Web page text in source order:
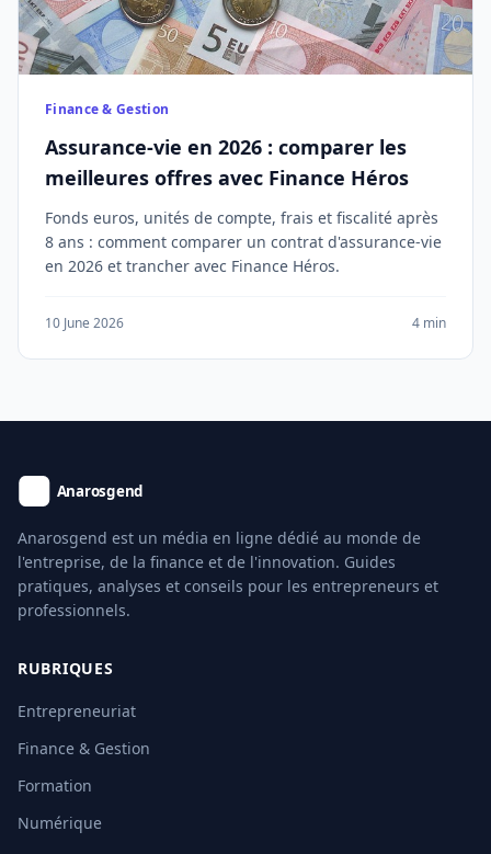
Finance & Gestion
Assurance-vie en 2026 : comparer les
meilleures offres avec Finance Héros
Fonds euros, unités de compte, frais et fiscalité après
8 ans : comment comparer un contrat d'assurance-vie
en 2026 et trancher avec Finance Héros.
10 June 2026 4 min
Anarosgend est un média en ligne dédié au monde de
l'entreprise, de la finance et de l'innovation. Guides
pratiques, analyses et conseils pour les entrepreneurs et
professionnels.
RUBRIQUES
Entrepreneuriat
Finance & Gestion
Formation
Numérique